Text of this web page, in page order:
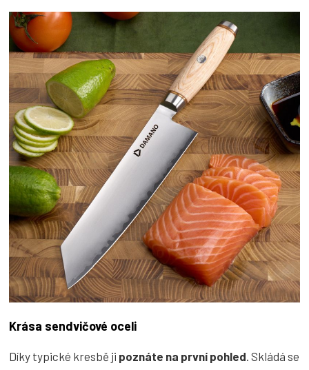
Krása sendvičové oceli
Díky typické kresbě ji poznáte na první pohled . Skládá se